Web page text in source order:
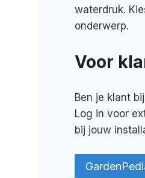
waterdruk.
onderwerp.
Voor
Ben je klant
Log in voor
bij jouw